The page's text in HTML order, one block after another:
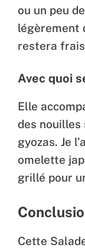
ou un peu
légèrement
restera
Avec quoi
Elle
des nouilles
gyozas. Je
omelette
grillé pour
Cette